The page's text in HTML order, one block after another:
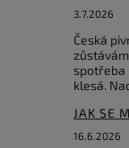
3.7.2026
Česká
spotřeba
klesá.
JAK SE
16.6.2026